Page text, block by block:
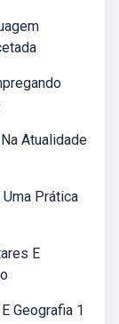
Atualidade
Prática
E
Geografia 1